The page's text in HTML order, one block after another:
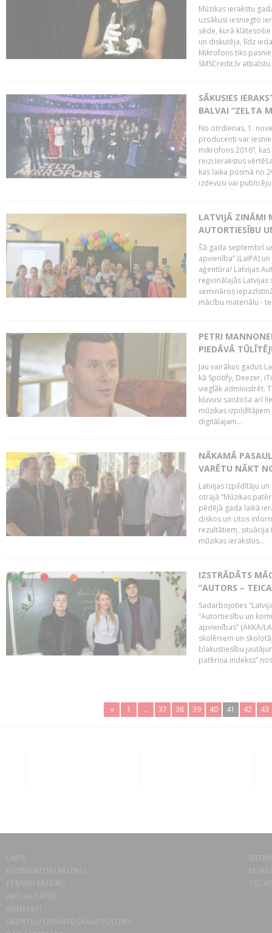
Mūzikas ierakstu
uzsākusi iesniegto
sēde, kurā
un diskutēja, līdz
Mikrofons tiks
SMSCredit.lv
SĀKUSIES
BALVAI “ZELTA
No otrdienas, 1.
producenti var
mikrofons 2016”,
reizi.Ierakstus
kas laika posmā no
izdevusi vai
LATVIJĀ ZINĀMI
AUTORTIESĪBU
Šā gada septembrī
apvienība” (LaIPA)
aģentūra/ Latvijas
reģionālajās
semināros
mācību materiālu -
PETRI
PIEDĀVĀ
Jau vairākus gadus
kā Spotify, Deezer,
vieglāk administrēt.
kļuvusi saistoša arī
mūzikas
digitālajam...
NĀKAMĀ
VARĒTU NĀKT
Latvijas Izpildītāju
otrajā “Mūzikas
pēdējā gada laikā
diskos un citos
rezultātiem, situācija
mūzikas ierakstus...
IZSTRĀDĀTS
“AUTORS –
Sadarbojoties
“Autortiesību un
apvienības” (AKKA/
skolēniem un
blakustiesību
patēriņa indekss”
« 1 .. 37 38 39 40 41 42 43
LAIPA
ES IZMANTOJU MŪZIKU
ES RADU MŪZIKU
AKTUALITĀTES
KONTAKTI
SĪKDATŅU IZMANTOŠANAS POLITIKA
TEL.